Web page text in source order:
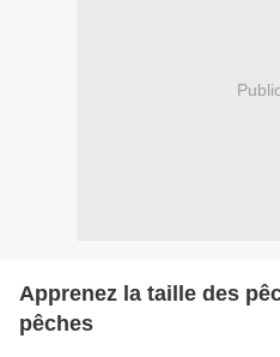
Apprenez la taille des
pêches